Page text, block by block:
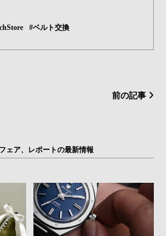
#ベルト交換
前の記事
ェア、レポートの最新情報